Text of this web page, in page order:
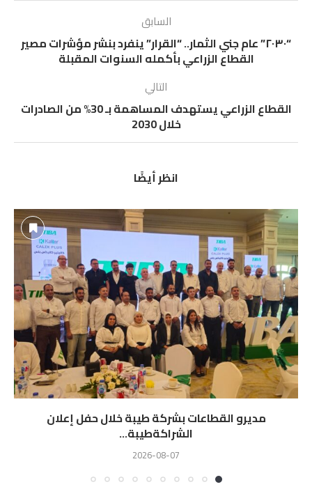
السابق
“٢٠٣٠” عام جني الثمار.. “القرار” ينفرد بنشر مؤشرات مصير
القطاع الزراعي بأكمله السنوات المقبلة
التالي
القطاع الزراعي يستهدف المساهمة بـ 30% من الصادرات
خلال 2030
انظر أيضًا
مديرو القطاعات بشركة طيبة خلال حفل إعلان
الشراكةطيبة...
2026-08-07